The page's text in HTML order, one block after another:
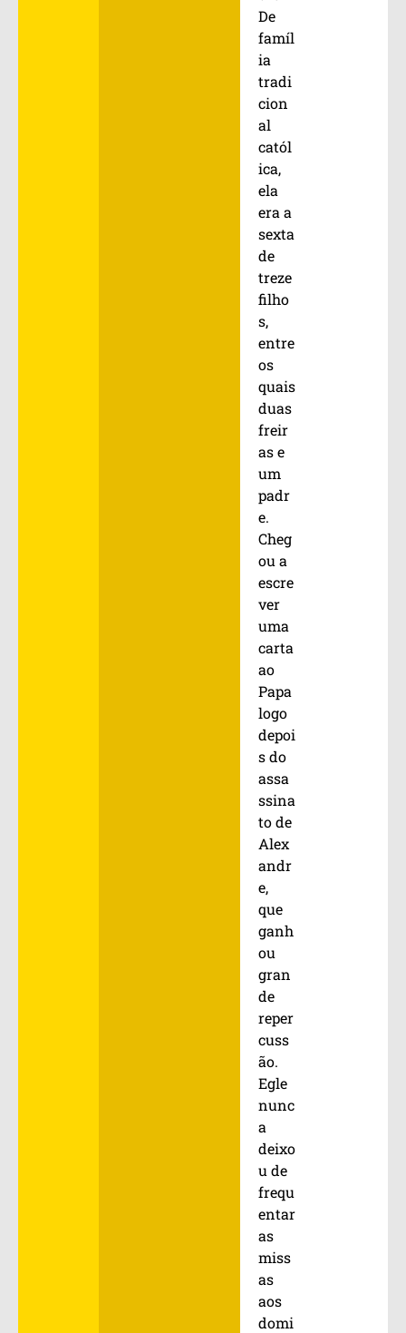
De
famíl
ia
tradi
cion
al
catól
ica,
ela
era a
sexta
de
treze
filho
s,
entre
os
quais
duas
freir
as e
um
padr
e.
Cheg
ou a
escre
ver
uma
carta
ao
Papa
logo
depoi
s do
assa
ssina
to de
Alex
andr
e,
que
ganh
ou
gran
de
reper
cuss
ão.
Egle
nunc
a
deixo
u de
frequ
entar
as
miss
as
aos
domi